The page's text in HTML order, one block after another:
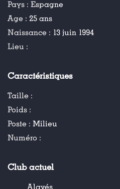
Pays : Espagne
Age : 25 ans
Naissance : 13 juin 1994
Lieu :
Caractéristiques
Taille :
Poids :
Poste : Milieu
Numéro :
Club actuel
Alavés